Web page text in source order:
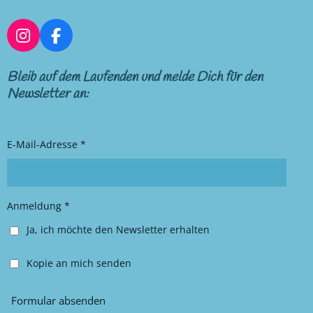
I
n
s
t
a
a
F
a
c
e
b
k
Bleib auf dem Laufenden und melde Dich für den
Newsletter an:
E-Mail-Adresse *
Anmeldung *
Ja, ich möchte den Newsletter erhalten
Kopie an mich senden
Formular absenden